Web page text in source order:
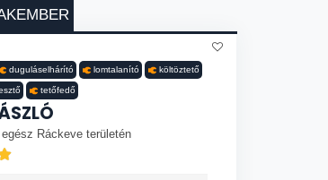
duguláselhárító lomtalanító költöztető
tetőfedő
Ráckeve területén